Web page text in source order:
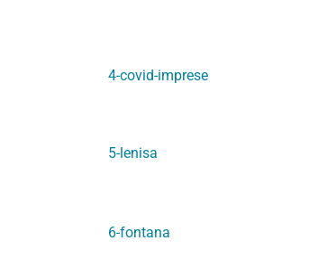
4-covid-imprese
5-lenisa
6-fontana